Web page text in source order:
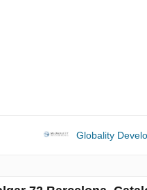
Globality